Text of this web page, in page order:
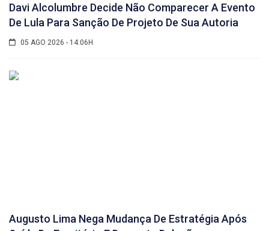
Davi Alcolumbre Decide Não Comparecer A Evento
De Lula Para Sanção De Projeto De Sua Autoria
05 AGO 2026 - 14:06H
Augusto Lima Nega Mudança De Estratégia Após